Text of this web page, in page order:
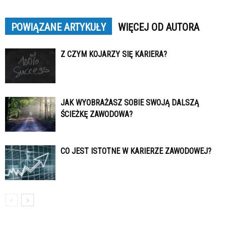
POWIĄZANE ARTYKUŁY WIĘCEJ OD AUTORA
Z CZYM KOJARZY SIĘ KARIERA?
JAK WYOBRAŻASZ SOBIE SWOJĄ DALSZĄ
ŚCIEŻKĘ ZAWODOWA?
CO JEST ISTOTNE W KARIERZE ZAWODOWEJ?